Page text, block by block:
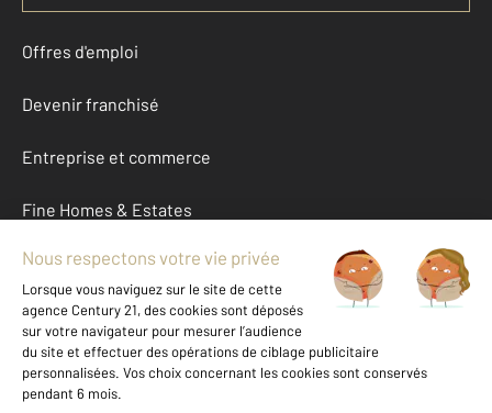
Offres d'emploi
Devenir franchisé
Entreprise et commerce
Fine Homes & Estates
À propos
International
Nous contacter